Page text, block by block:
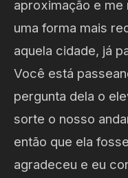
aproximação e
uma forma mais
aquela cidade, já
Você está
pergunta dela o
sorte o nosso
então que ela
agradeceu e eu